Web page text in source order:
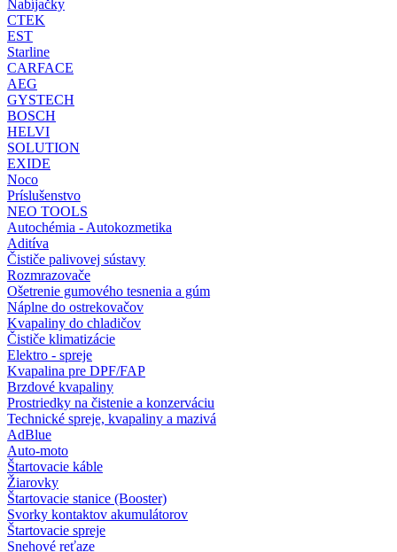
Nabíjačky
CTEK
EST
Starline
CARFACE
AEG
GYSTECH
BOSCH
HELVI
SOLUTION
EXIDE
Noco
Príslušenstvo
NEO TOOLS
Autochémia - Autokozmetika
Aditíva
Čističe palivovej sústavy
Rozmrazovače
Ošetrenie gumového tesnenia a gúm
Náplne do ostrekovačov
Kvapaliny do chladičov
Čističe klimatizácie
Elektro - spreje
Kvapalina pre DPF/FAP
Brzdové kvapaliny
Prostriedky na čistenie a konzerváciu
Technické spreje, kvapaliny a mazivá
AdBlue
Auto-moto
Štartovacie káble
Žiarovky
Štartovacie stanice (Booster)
Svorky kontaktov akumulátorov
Štartovacie spreje
Snehové reťaze